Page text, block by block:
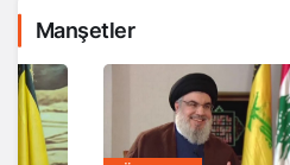
Manşetler